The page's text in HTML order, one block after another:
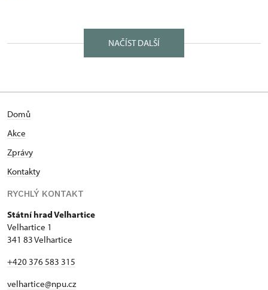
NAČÍST DALŠÍ
Domů
Akce
Zprávy
Kontakty
RYCHLÝ KONTAKT
Státní hrad Velhartice
Velhartice 1
341 83 Velhartice
+420 376 583 315
velhartice@npu.cz